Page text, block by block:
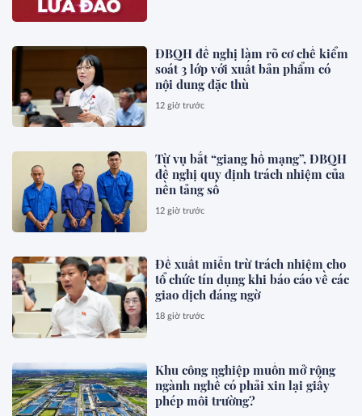
ĐBQH đề nghị làm rõ cơ chế kiểm
soát 3 lớp với xuất bản phẩm có
nội dung đặc thù
12 giờ trước
Từ vụ bắt “giang hồ mạng”, ĐBQH
đề nghị quy định trách nhiệm của
nền tảng số
12 giờ trước
Đề xuất miễn trừ trách nhiệm cho
tổ chức tín dụng khi báo cáo về các
giao dịch đáng ngờ
18 giờ trước
Khu công nghiệp muốn mở rộng
ngành nghề có phải xin lại giấy
phép môi trường?